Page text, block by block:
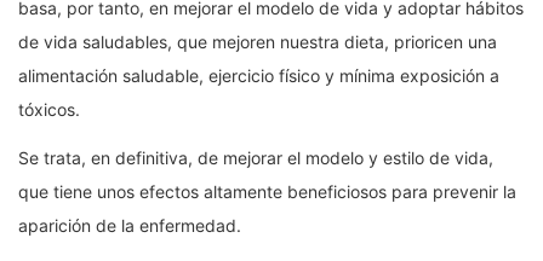
basa, por tanto, en mejorar el modelo de vida y adoptar hábitos
de vida saludables, que mejoren nuestra dieta, prioricen una
alimentación saludable, ejercicio físico y mínima exposición a
tóxicos.
Se trata, en definitiva, de mejorar el modelo y estilo de vida,
que tiene unos efectos altamente beneficiosos para prevenir la
aparición de la enfermedad.